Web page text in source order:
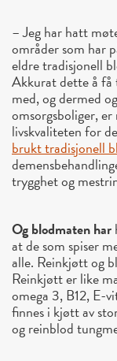
– Jeg har hatt
områder som har
eldre tradisjonell
Akkurat dette å få
med, og dermed
omsorgsboliger,
livskvaliteten for
brukt tradisjonell
trygghet og
Og blodmaten har
at de som spiser
alle. Reinkjøtt og
Reinkjøtt er like
omega 3, B12, E-
finnes i kjøtt av
og reinblod